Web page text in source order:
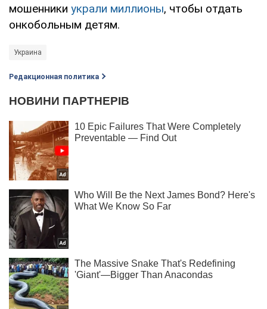
мошенники украли миллионы, чтобы отдать
онкобольным детям.
Украина
Редакционная политика